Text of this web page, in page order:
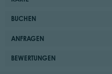
BUCHEN
ANFRAGEN
BEWERTUNGEN